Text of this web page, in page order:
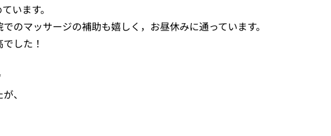
います。
のマッサージの補助も嬉しく，お昼休みに通っています。
した！
、